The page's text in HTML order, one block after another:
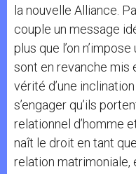
la nouvelle Alliance.
couple un message
plus que l’on
sont en revanche mis
vérité d’une
s’engager qu’ils
relationnel d’homme
naît le droit en tant
relation matrimoniale,